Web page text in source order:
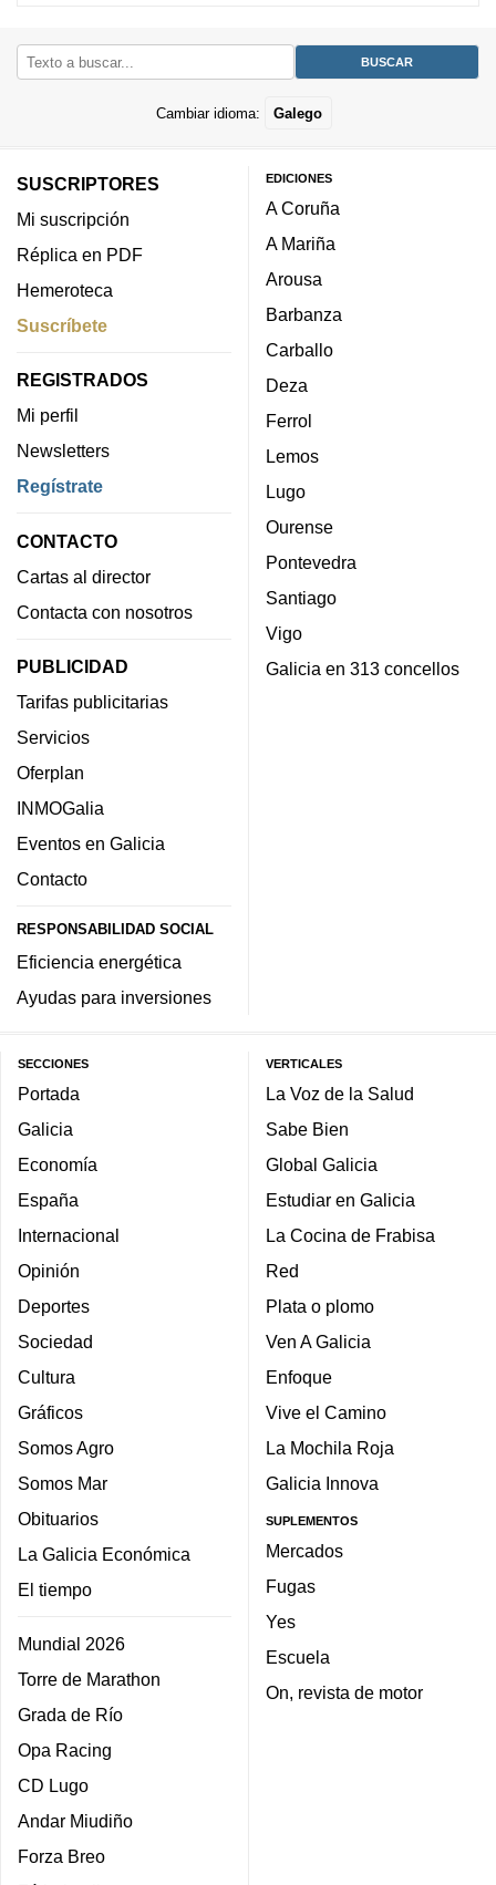
Cambiar idioma: Galego
SUSCRIPTORES
Mi suscripción
Réplica en PDF
Hemeroteca
Suscríbete
REGISTRADOS
Mi perfil
Newsletters
Regístrate
CONTACTO
Cartas al director
Contacta con nosotros
PUBLICIDAD
Tarifas publicitarias
Servicios
Oferplan
INMOGalia
Eventos en Galicia
Contacto
RESPONSABILIDAD SOCIAL
Eficiencia energética
Ayudas para inversiones
EDICIONES
A Coruña
A Mariña
Arousa
Barbanza
Carballo
Deza
Ferrol
Lemos
Lugo
Ourense
Pontevedra
Santiago
Vigo
Galicia en 313 concellos
SECCIONES
Portada
Galicia
Economía
España
Internacional
Opinión
Deportes
Sociedad
Cultura
Gráficos
Somos Agro
Somos Mar
Obituarios
La Galicia Económica
El tiempo
Mundial 2026
Torre de Marathon
Grada de Río
Opa Racing
CD Lugo
Andar Miudiño
Forza Breo
VERTICALES
La Voz de la Salud
Sabe Bien
Global Galicia
Estudiar en Galicia
La Cocina de Frabisa
Red
Plata o plomo
Ven A Galicia
Enfoque
Vive el Camino
La Mochila Roja
Galicia Innova
SUPLEMENTOS
Mercados
Fugas
Yes
Escuela
On, revista de motor